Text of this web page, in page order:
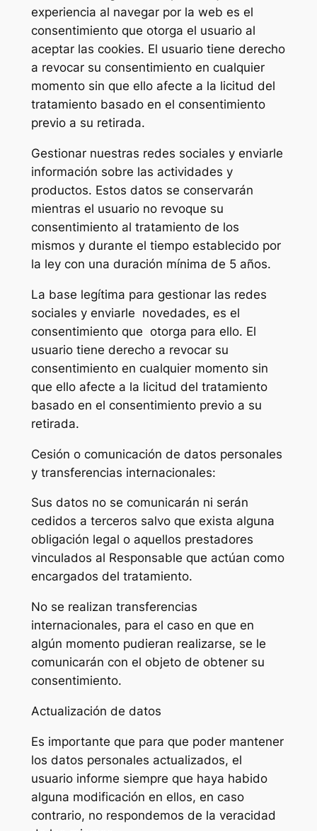
experiencia al navegar por la web es el
consentimiento que otorga el usuario al
aceptar las cookies. El usuario tiene derecho
a revocar su consentimiento en cualquier
momento sin que ello afecte a la licitud del
tratamiento basado en el consentimiento
previo a su retirada.
Gestionar nuestras redes sociales y enviarle
información sobre las actividades y
productos. Estos datos se conservarán
mientras el usuario no revoque su
consentimiento al tratamiento de los
mismos y durante el tiempo establecido por
la ley con una duración mínima de 5 años.
La base legítima para gestionar las redes
sociales y enviarle novedades, es el
consentimiento que otorga para ello. El
usuario tiene derecho a revocar su
consentimiento en cualquier momento sin
que ello afecte a la licitud del tratamiento
basado en el consentimiento previo a su
retirada.
Cesión o comunicación de datos personales
y transferencias internacionales:
Sus datos no se comunicarán ni serán
cedidos a terceros salvo que exista alguna
obligación legal o aquellos prestadores
vinculados al Responsable que actúan como
encargados del tratamiento.
No se realizan transferencias
internacionales, para el caso en que en
algún momento pudieran realizarse, se le
comunicarán con el objeto de obtener su
consentimiento.
Actualización de datos
Es importante que para que poder mantener
los datos personales actualizados, el
usuario informe siempre que haya habido
alguna modificación en ellos, en caso
contrario, no respondemos de la veracidad